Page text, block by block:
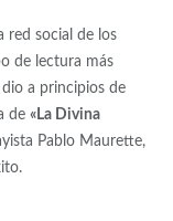
red social de los
de lectura más
a principios de
de «La Divina
Pablo Maurette,